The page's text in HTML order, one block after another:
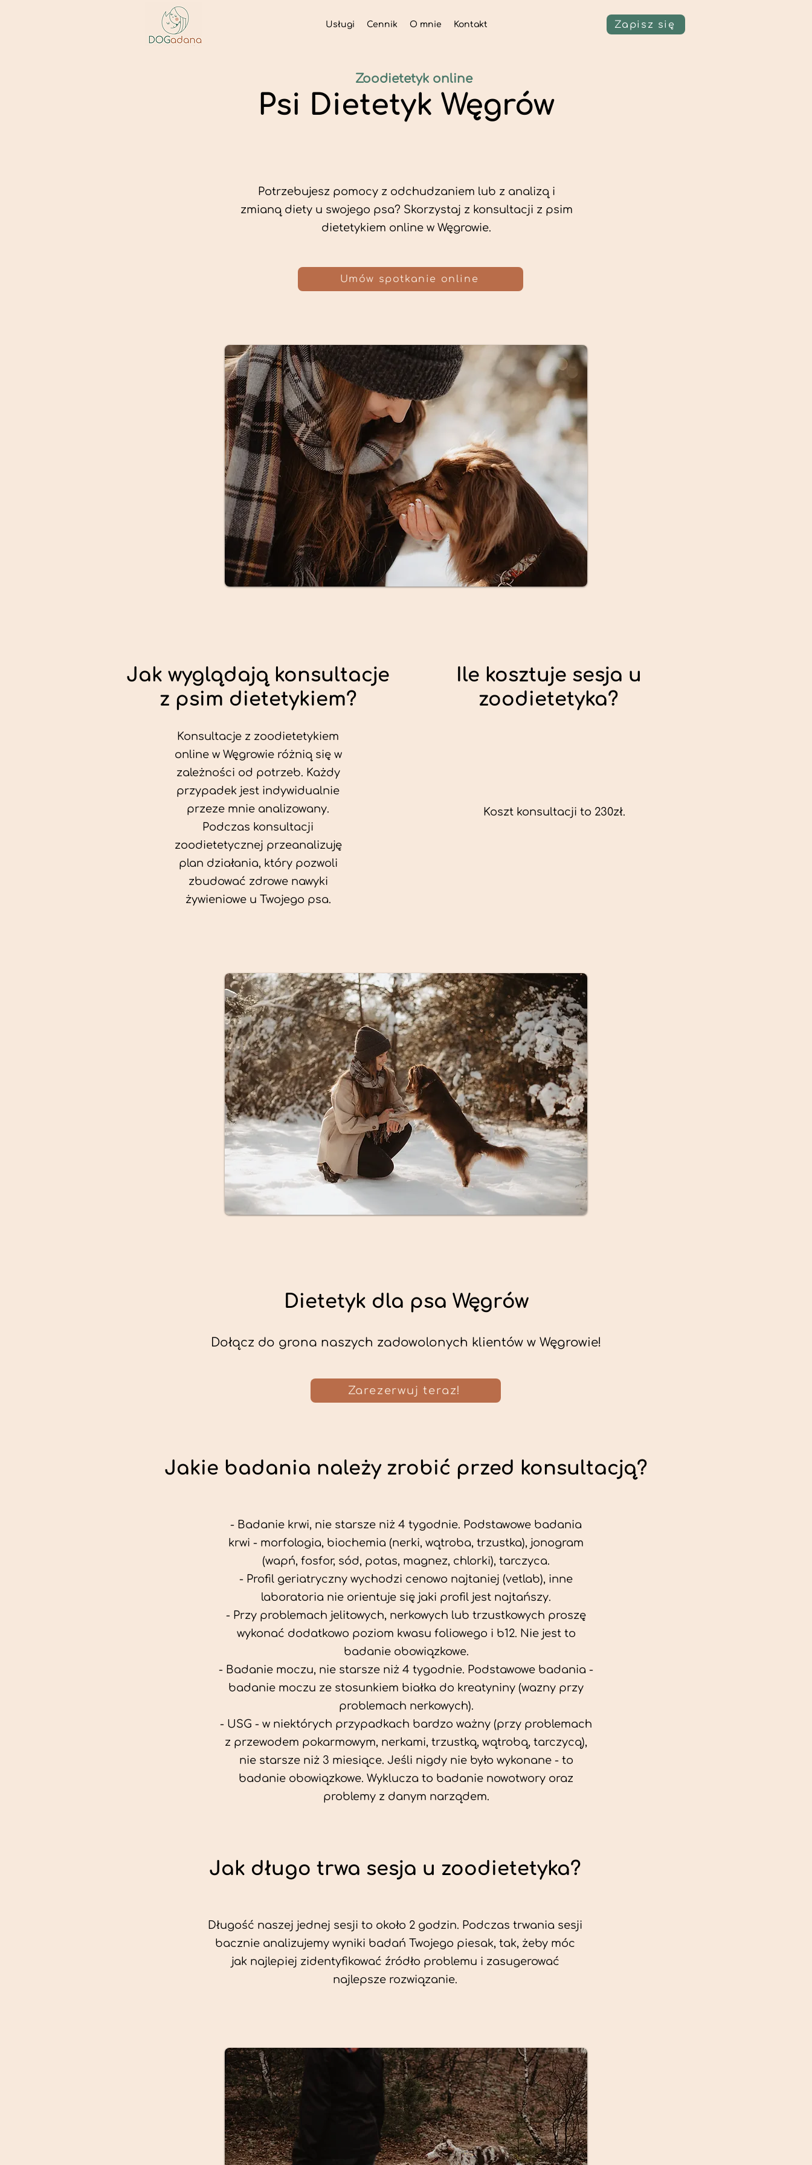
Usługi Cennik O mnie Kontakt Zapisz się
Psi Dietetyk Węgrów
Potrzebujesz pomocy z odchudzaniem lub z analizą i
zmianą diety u swojego psa? Skorzystaj z konsultacji z psim
dietetykiem online w Węgrowie.
Zoodietetyk online
Umów spotkanie online
Jak wyglądają konsultacje
z psim dietetykiem?
Konsultacje z zoodietetykiem
online w Węgrowie różnią się w
zależności od potrzeb. Każdy
przypadek jest indywidualnie
przeze mnie analizowany.
Podczas konsultacji
zoodietetycznej przeanalizuję
plan działania, który pozwoli
zbudować zdrowe nawyki
żywieniowe u Twojego psa.
Ile kosztuje sesja u
zoodietetyka?
Koszt konsultacji to 230zł.
Dietetyk dla psa Węgrów
Dołącz do grona naszych zadowolonych klientów w Węgrowie!
Zarezerwuj teraz!
Jakie badania należy zrobić przed konsultacją?
- Badanie krwi, nie starsze niż 4 tygodnie. Podstawowe badania
krwi - morfologia, biochemia (nerki, wątroba, trzustka), jonogram
(wapń, fosfor, sód, potas, magnez, chlorki), tarczyca.
- Profil geriatryczny wychodzi cenowo najtaniej (vetlab), inne
laboratoria nie orientuje się jaki profil jest najtańszy.
- Przy problemach jelitowych, nerkowych lub trzustkowych proszę
wykonać dodatkowo poziom kwasu foliowego i b12. Nie jest to
badanie obowiązkowe.
- Badanie moczu, nie starsze niż 4 tygodnie. Podstawowe badania -
badanie moczu ze stosunkiem białka do kreatyniny (wazny przy
problemach nerkowych).
- USG - w niektórych przypadkach bardzo ważny (przy problemach
z przewodem pokarmowym, nerkami, trzustką, wątrobą, tarczycą),
nie starsze niż 3 miesiące. Jeśli nigdy nie było wykonane - to
badanie obowiązkowe. Wyklucza to badanie nowotwory oraz
problemy z danym narządem.
Jak długo trwa sesja u zoodietetyka?
Długość naszej jednej sesji to około 2 godzin. Podczas trwania sesji
bacznie analizujemy wyniki badań Twojego piesak, tak, żeby móc
jak najlepiej zidentyfikować źródło problemu i zasugerować
najlepsze rozwiązanie.